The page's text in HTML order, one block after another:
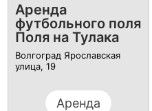
Аренда
футбольного поля
Поля на Тулака
Волгоград Ярославская
улица, 19
Аренда